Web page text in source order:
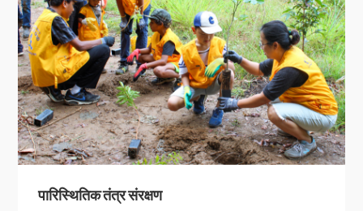
पारिस्थितिक तंत्र संरक्षण